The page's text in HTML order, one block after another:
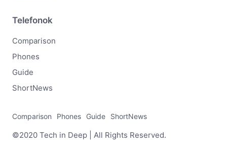
Telefonok
Comparison
Phones
Guide
ShortNews
Comparison Phones Guide ShortNews
©2020 Tech in Deep | All Rights Reserved.